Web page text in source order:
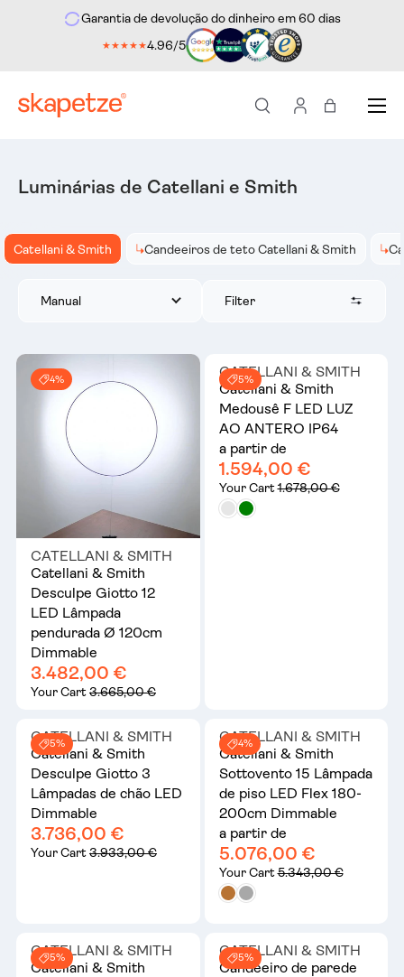
o conteúdoGarantia de devolução do dinheiro em 60 dias
★★★★★4.96/5
Pesquisar
Iniciar sessão
Saco
Menu
Luminárias de Catellani e Smith
Catellani & Smith Candeeiros de teto Catellani & Smith
Manual Filter
4%
CATELLANI & SMITH
Catellani & Smith
Desculpe Giotto 12
LED Lâmpada
pendurada Ø 120cm
Dimmable
3.482,00 €
Your Cart3.665,00 €
5%
CATELLANI & SMITH
Catellani & Smith
Medousê F LED LUZ
AO ANTERO IP64
a partir de
1.594,00 €
Your Cart1.678,00 €
5%
CATELLANI & SMITH
Catellani & Smith
Desculpe Giotto 3
Lâmpadas de chão LED
Dimmable
3.736,00 €
Your Cart3.933,00 €
4%
CATELLANI & SMITH
Catellani & Smith
Sottovento 15 Lâmpada
de piso LED Flex 180-
200cm Dimmable
a partir de
5.076,00 €
Your Cart5.343,00 €
5%
CATELLANI & SMITH
Catellani & Smith
5%
CATELLANI & SMITH
Candeeiro de parede